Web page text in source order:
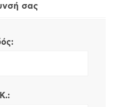
σας